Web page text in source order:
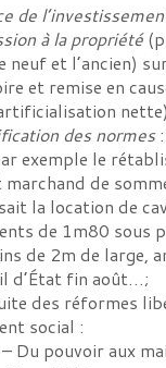
de
à la propriété
neuf et l’ancien)
et remise en
des normes:
exemple le
de
la location de
de 1m80 sous
de 2m de large,
d’État fin août…;
des réformes
social :
pouvoir aux